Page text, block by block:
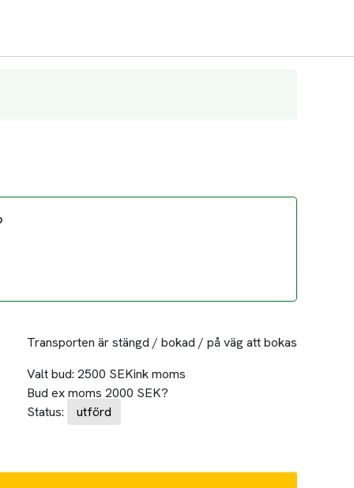
Transporten är stängd / bokad / på väg att bokas
Valt bud: 2500 SEKink moms
Bud ex moms 2000 SEK?
Status:
utförd